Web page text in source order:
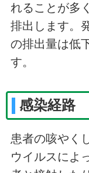
れることが多
排出します。
の排出量は低
す。
感染経路
患者の咳やく
ウイルスによ